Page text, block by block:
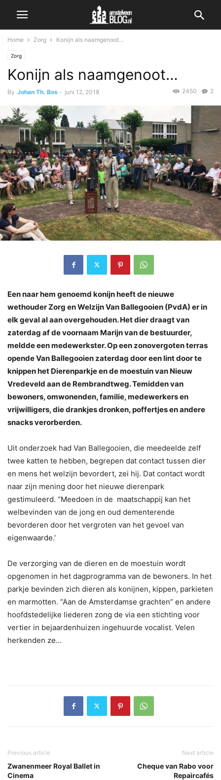
Home Zorg Konijn als naamgenoot…
Zorg
Konijn als naamgenoot…
By Johan Th. Bos - juni 12, 2018 2
2450
Een naar hem genoemd konijn heeft de nieuwe
wethouder Zorg en Welzijn Van Ballegooien (PvdA) er in
elk geval al aan overgehouden. Het dier draagt van
zaterdag af de voornaam Marijn van de bestuurder,
meldde een medewerkster. Op een zonovergoten terras
opende Van Ballegooien zaterdag door een lint door te
knippen het Dierenparkje en de moestuin van Nieuw
Vredeveld aan de Rembrandtweg. Temidden van
bewoners, omwonenden, familie, medewerkers en
vrijwilligers, die drankjes dronken, poffertjes en andere
snacks verorberden.
Uit onderzoek had Van Ballegooien, die meedeelde zelf
twee katten te hebben, begrepen dat contact tussen dier
en mens het welzijn bevordert, zei hij. Dat contact wordt
naar zijn mening door het nieuwe dierenpark
gestimuleerd. “Meedoen in de maatschappij kan het
welbevinden van de jong en oud dementerende
bevorderen door het vergroten van het gevoel van
eigenwaarde.’
De verzorging van de dieren en de moestuin wordt
opgenomen in het dagprogramma van de bewoners. In het
parkje bevinden zich dieren als konijnen, kippen, parkieten
en marmotten. “Aan de Amsterdamse grachten” en andere
hoofdstedelijke liederen zong de via een stichting voor
vertier in bejaardenhuizen ingehuurde vocalist. Velen
herkenden ze…
Previous article
Zwanenmeer Royal Ballet in
Cinema
Next article
Cheque van Rabo voor
Repaircafés